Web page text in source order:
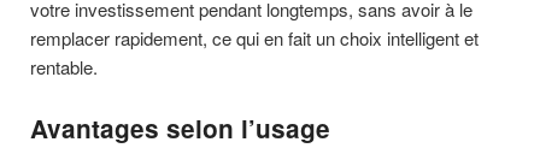
votre investissement pendant longtemps, sans avoir à le
remplacer rapidement, ce qui en fait un choix intelligent et
rentable.
Avantages selon l’usage